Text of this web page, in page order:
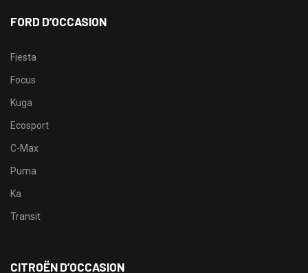
FORD D’OCCASION
Fiesta
Focus
Kuga
Ecosport
C-Max
Puma
Ka
Transit
CITROËN D’OCCASION